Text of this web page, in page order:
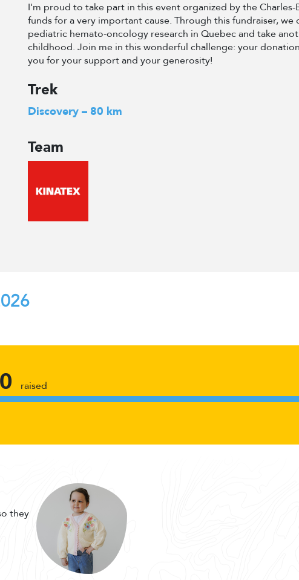
I'm proud to take part in this event organized by the
funds for a very important cause. Through this fundraiser,
pediatric hemato-oncology research in Quebec and take
childhood. Join me in this wonderful challenge: your
you for your support and your generosity!
Trek
Discovery – 80 km
Team
raised
they